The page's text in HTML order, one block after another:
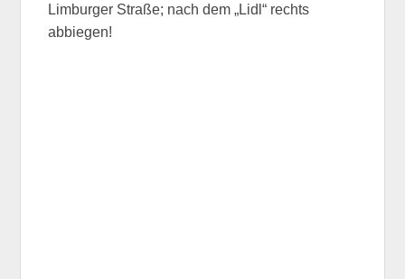
Limburger Straße; nach dem „Lidl“ rechts
abbiegen!